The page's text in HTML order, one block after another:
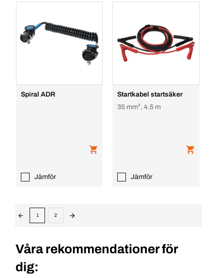
Spiral ADR
Jämför
Startkabel startsäker
35 mm², 4.5 m
Jämför
1 2
Våra rekommendationer för
dig: